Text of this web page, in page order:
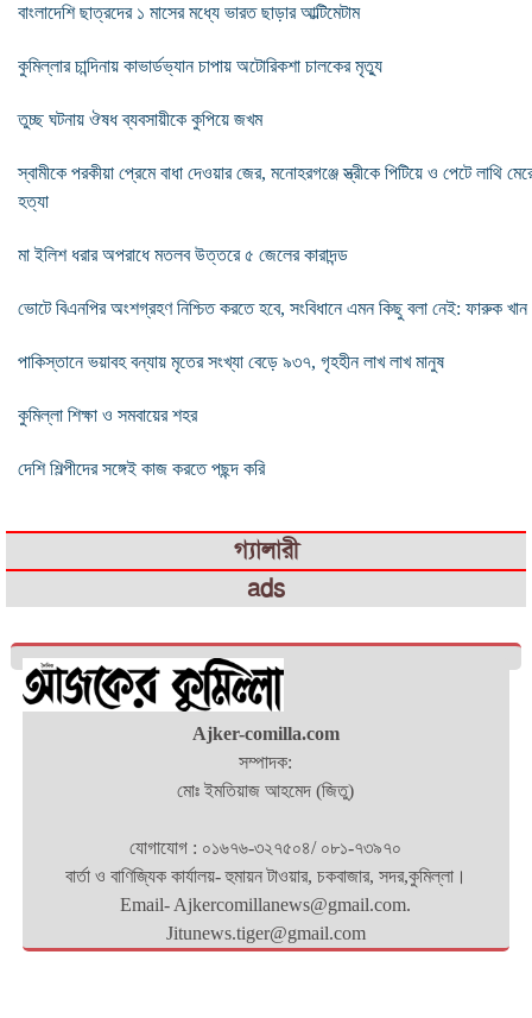
বাংলাদেশি ছাত্রদের ১ মাসের মধ্যে ভারত ছাড়ার আল্টিমেটাম
কুমিল্লার চান্দিনায় কাভার্ডভ্যান চাপায় অটোরিকশা চালকের মৃত্যু
তুচ্ছ ঘটনায় ঔষধ ব্যবসায়ীকে কুপিয়ে জখম
স্বামীকে পরকীয়া প্রেমে বাধা দেওয়ার জের, মনোহরগঞ্জে স্ত্রীকে পিটিয়ে ও পেটে লাথি
হত্যা
মা ইলিশ ধরার অপরাধে মতলব উত্তরে ৫ জেলের কারাদন্ড
ভোটে বিএনপির অংশগ্রহণ নিশ্চিত করতে হবে, সংবিধানে এমন কিছু বলা নেই: ফারুক খান
পাকিস্তানে ভয়াবহ বন্যায় মৃতের সংখ্যা বেড়ে ৯৩৭, গৃহহীন লাখ লাখ মানুষ
কুমিল্লা শিক্ষা ও সমবায়ের শহর
দেশি শিল্পীদের সঙ্গেই কাজ করতে পছন্দ করি
গ্যালারী
ads
Ajker-comilla.com
সম্পাদক:
মোঃ ইমতিয়াজ আহমেদ (জিতু)
যোগাযোগ : ০১৬৭৬-৩২৭৫০৪/ ০৮১-৭৩৯৭০
বার্তা ও বাণিজ্যিক কার্যালয়- হুমায়ন টাওয়ার, চকবাজার, সদর,কুমিল্লা।
Email- Ajkercomillanews@gmail.com.
Jitunews.tiger@gmail.com